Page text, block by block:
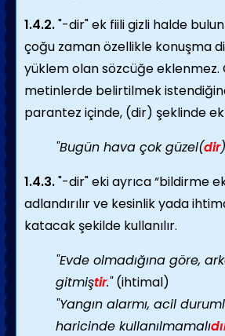
1.4.2."-dir" ek fiili gizli halde
çoğu zaman özellikle konuşma
yüklem olan sözcüğe eklenmez.
metinlerde belirtilmek
parantez içinde, (dir) şeklinde
"Bugün hava çok güzel(dir
1.4.3."-dir" eki ayrıca “bildirme
adlandırılır ve kesinlik yada
katacak şekilde kullanılır.
"Evde olmadığına göre,
gitmiştir."(ihtimal)
"Yangın alarmı, acil
haricinde kullanılmamalı